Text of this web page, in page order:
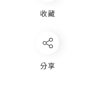
收藏
分享